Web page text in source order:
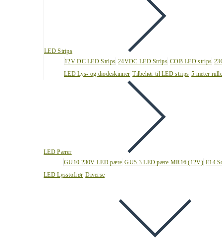
LED Strips
12V DC LED Strips 24VDC LED Strips COB LED strips
LED Lys- og diodeskinner Tilbehør til LED strips 5 meter
LED Pærer
GU10 230V LED pære GU5.3 LED pære MR16 (12V) E14
LED Lysstofrør Diverse